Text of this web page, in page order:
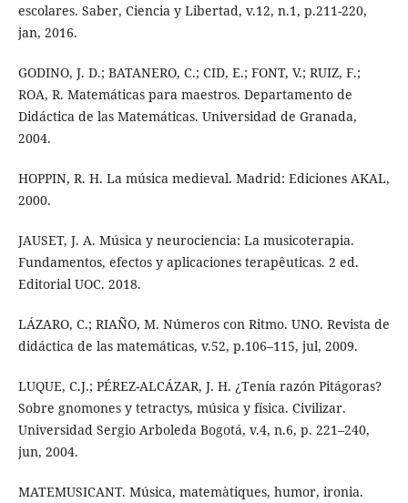
escolares. Saber, Ciencia y Libertad, v.12, n.1, p.211-220,
jan, 2016.
GODINO, J. D.; BATANERO, C.; CID, E.; FONT, V.; RUIZ, F.;
ROA, R. Matemáticas para maestros. Departamento de
Didáctica de las Matemáticas. Universidad de Granada,
2004.
HOPPIN, R. H. La música medieval. Madrid: Ediciones AKAL,
2000.
JAUSET, J. A. Música y neurociencia: La musicoterapia.
Fundamentos, efectos y aplicaciones terapêuticas. 2 ed.
Editorial UOC. 2018.
LÁZARO, C.; RIAÑO, M. Números con Ritmo. UNO. Revista de
didáctica de las matemáticas, v.52, p.106–115, jul, 2009.
LUQUE, C.J.; PÉREZ-ALCÁZAR, J. H. ¿Tenía razón Pitágoras?
Sobre gnomones y tetractys, música y física. Civilizar.
Universidad Sergio Arboleda Bogotá, v.4, n.6, p. 221–240,
jun, 2004.
MATEMUSICANT. Música, matemàtiques, humor, ironia.